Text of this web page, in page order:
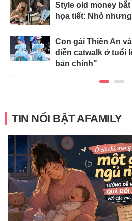
Style old money
họa tiết: Nhỏ
Con gái Thiên An
diễn catwalk ở tuổi
bản chính"
TIN NỔI BẬT AFAMILY